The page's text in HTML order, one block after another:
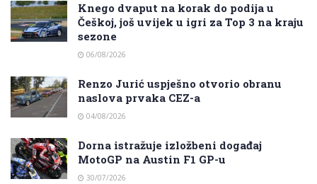
Knego dvaput na korak do podija u
Češkoj, još uvijek u igri za Top 3 na kraju
sezone
06/08/2026
Renzo Jurić uspješno otvorio obranu
naslova prvaka CEZ-a
04/08/2026
Dorna istražuje izložbeni događaj
MotoGP na Austin F1 GP-u
30/07/2026